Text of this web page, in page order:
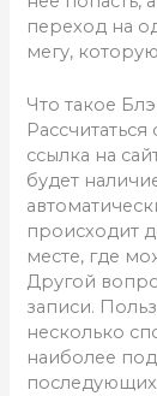
переход на
мегу,
Что такое
ссылка на
будет
происходит
месте, где
Другой
записи.
несколько
наиболее